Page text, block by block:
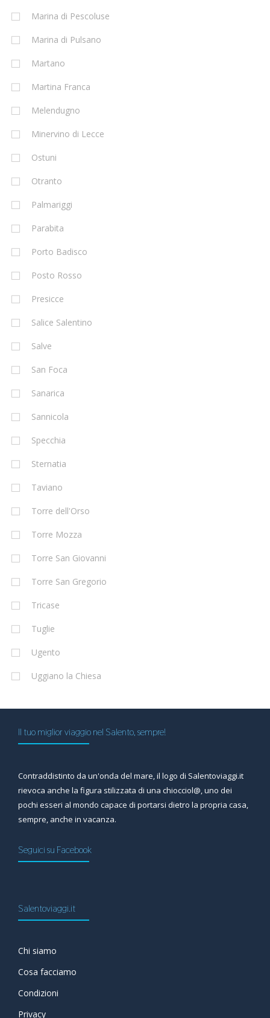
Marina di Pescoluse
Marina di Pulsano
Martano
Martina Franca
Melendugno
Minervino di Lecce
Ostuni
Otranto
Palmariggi
Parabita
Porto Badisco
Posto Rosso
Presicce
Salice Salentino
Salve
San Foca
Sanarica
Sannicola
Specchia
Sternatia
Taviano
Torre dell'Orso
Torre Mozza
Torre San Giovanni
Torre San Gregorio
Tricase
Tuglie
Ugento
Uggiano la Chiesa
Il tuo miglior viaggio nel Salento, sempre!
Contraddistinto da un'onda del mare, il logo di Salentoviaggi.it
rievoca anche la figura stilizzata di una chiocciol@, uno dei
pochi esseri al mondo capace di portarsi dietro la propria casa,
sempre, anche in vacanza.
Seguici su Facebook
Salentoviaggi.it
Chi siamo
Cosa facciamo
Condizioni
Privacy